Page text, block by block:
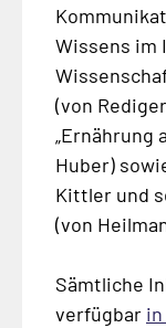
Wissens im
(von
„Ernährung
Huber)
Kittler und
(von
Sämtliche
verfügbar